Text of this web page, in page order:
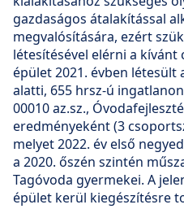
gazdaságos átalakítással
megvalósítására, ezért
létesítésével elérni a
épület 2021. évben létesült
alatti, 655 hrsz-ú ingatlanon
00010 az.sz.,
eredményeként (3
melyet 2022. év első
a 2020. őszén szintén
Tagóvoda gyermekei. A
épület kerül kiegészítésre